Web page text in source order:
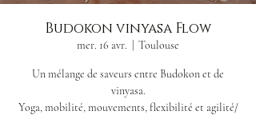
Budokon vinyasa Flow
mer. 16 avr. Toulouse
Un mélange de saveurs entre Budokon et de
vinyasa.
Yoga, mobilité, mouvements, flexibilité et agilité/